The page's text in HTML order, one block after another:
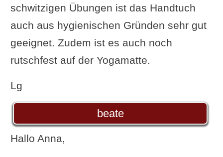
schwitzigen Übungen ist das Handtuch
auch aus hygienischen Gründen sehr gut
geeignet. Zudem ist es auch noch
rutschfest auf der Yogamatte.
Lg
beate
Hallo Anna,